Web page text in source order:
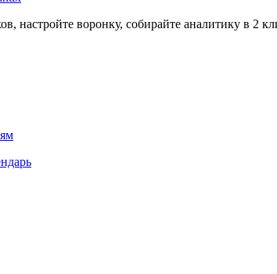
настройте воронку, собирайте аналитику в 2